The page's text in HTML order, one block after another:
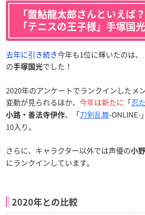
「置鮎龍太郎さんといえば
「テニスの王子様」手塚国光
去年に引き続き今年も1位に輝いたのは、
の手塚国光でした！
2020年のアンケートでランクインしたメ
変動が見られるほか、 今年は新たに 「忍
小路・善法寺伊作、「刀剣乱舞-ONLINE-
10入り。
さらに、キャラクター以外では声優の小
にランクインしています。
2020年との比較